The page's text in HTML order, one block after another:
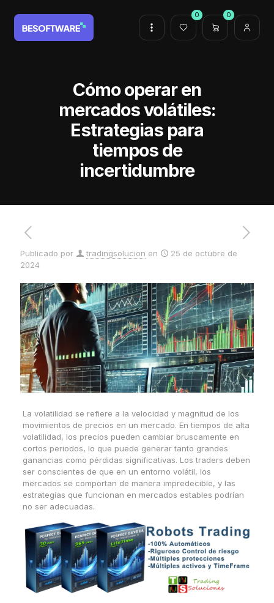
0 0
Cómo operar en
mercados volátiles:
Estrategias para
tiempos de
incertidumbre
Publicado por tradingsolucion en
25 de octubre de
2024
La volatilidad se refiere a la velocidad y magnitud de los
movimientos de precios en un mercado. En tiempos de alta
volatilidad, los precios pueden cambiar bruscamente en
cortos periodos, lo que puede generar tanto grandes
ganancias como pérdidas significativas. Los traders deben
ser conscientes de que en un entorno volátil, los
mercados se comportan de manera impredecible, y las
estrategias que funcionan en mercados estables podrían
no ser adecuadas.